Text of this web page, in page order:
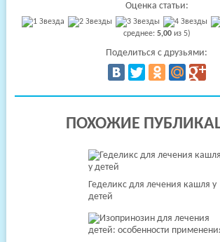
Оценка статьи:
среднее: 5,00из 5)
Поделиться с друзьями:
ПОХОЖИЕ
Геделикс для лечения кашля у
детей